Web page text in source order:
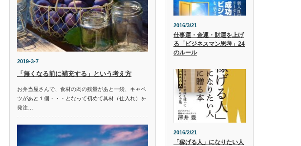
2019-3-7
「無くなる前に補充する」という考え方
お弁当屋さんで、食材の肉の残量があと一袋、キャベ
ツがあと１個・・・となって初めて具材（仕入れ）を
発注…
2016/3/21
仕事運・金運・財運を上げ
る「ビジネスマン思考」24
のルール
2016/2/21
「稼げる人」になりたい人